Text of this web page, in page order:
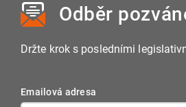
Odběr
Držte krok s posledními
Emailová adresa